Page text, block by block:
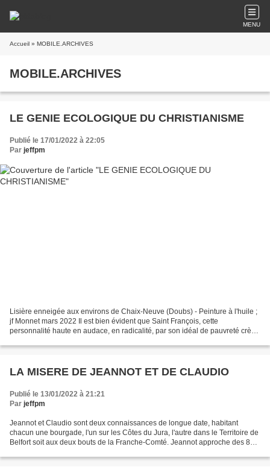
MENU
Accueil » MOBILE.ARCHIVES
MOBILE.ARCHIVES
LE GENIE ECOLOGIQUE DU CHRISTIANISME
Publié le 17/01/2022 à 22:05
Par jeffpm
Lisière enneigée aux environs de Chaix-Neuve (Doubs) - Peinture à l'huile ;
jf Monnet mars 2022 Il est bien évident que Saint François, cette
personnalité haute en audace, en radicalité, par son idéal de pauvreté crève
LA MISERE DE JEANNOT ET DE CLAUDIO
Publié le 13/01/2022 à 21:21
Par jeffpm
Jeannot et Claudio sont deux connaissances de longue date, habitant
chacun une bourgade, l'un sur les Côtes du Jura, l'autre dans le Territoire de
Belfort soit aux deux bouts de la Franche-Comté. Jeannot approche des 80